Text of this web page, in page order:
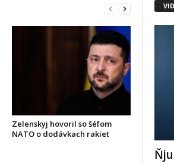
Zelenskyj hovoril so šéfom
NATO o dodávkach rakiet